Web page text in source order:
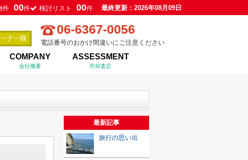
件 00件 検討リスト 00件 最終更新：2026年08月09日
06-6367-0056
電話番号のおかけ間違いにご注意ください
COMPANY
会社概要
ASSESSMENT
売却査定
最新記事
旅行の思い出